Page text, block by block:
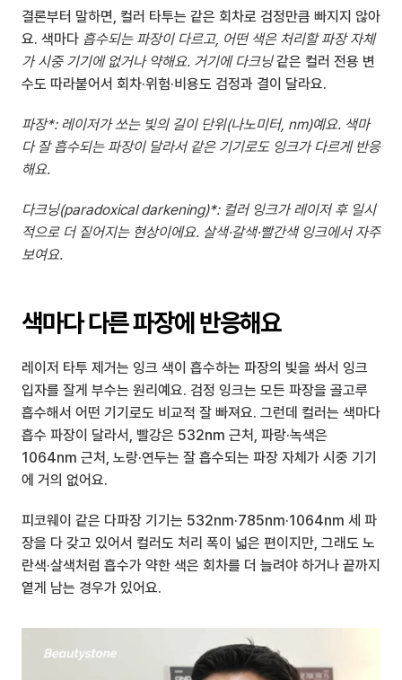
결론부터 말하면, 컬러 타투는 같은 회차로 검정만큼 빠지지 않아
요. 색마다 흡수되는 파장이 다르고, 어떤 색은 처리할 파장 자체
가 시중 기기에 없거나 약해요. 거기에 다크닝 같은 컬러 전용 변
수도 따라붙어서 회차·위험·비용도 검정과 결이 달라요.
파장*: 레이저가 쏘는 빛의 길이 단위(나노미터, nm)예요. 색마
다 잘 흡수되는 파장이 달라서 같은 기기로도 잉크가 다르게 반응
해요.
다크닝(paradoxical darkening)*: 컬러 잉크가 레이저 후 일시
적으로 더 짙어지는 현상이에요. 살색·갈색·빨간색 잉크에서 자주
보여요.
색마다 다른 파장에 반응해요
레이저 타투 제거는 잉크 색이 흡수하는 파장의 빛을 쏴서 잉크
입자를 잘게 부수는 원리예요. 검정 잉크는 모든 파장을 골고루
흡수해서 어떤 기기로도 비교적 잘 빠져요. 그런데 컬러는 색마다
흡수 파장이 달라서, 빨강은 532nm 근처, 파랑·녹색은
1064nm 근처, 노랑·연두는 잘 흡수되는 파장 자체가 시중 기기
에 거의 없어요.
피코웨이 같은 다파장 기기는 532nm·785nm·1064nm 세 파
장을 다 갖고 있어서 컬러도 처리 폭이 넓은 편이지만, 그래도 노
란색·살색처럼 흡수가 약한 색은 회차를 더 늘려야 하거나 끝까지
옅게 남는 경우가 있어요.